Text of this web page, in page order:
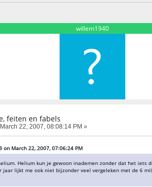
willem1940
feiten en fabels
March 22, 2007, 08:08:14 PM »
on March 22, 2007, 07:06:24 PM
Helium kun je gewoon inademen zonder dat het iets
jaar lijkt me ook niet bijzonder veel vergeleken met de 6